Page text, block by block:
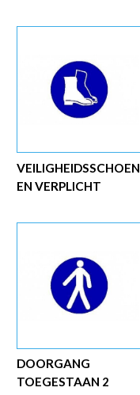
VEILIGHEIDSSCHOEN
EN VERPLICHT
DOORGANG
TOEGESTAAN 2